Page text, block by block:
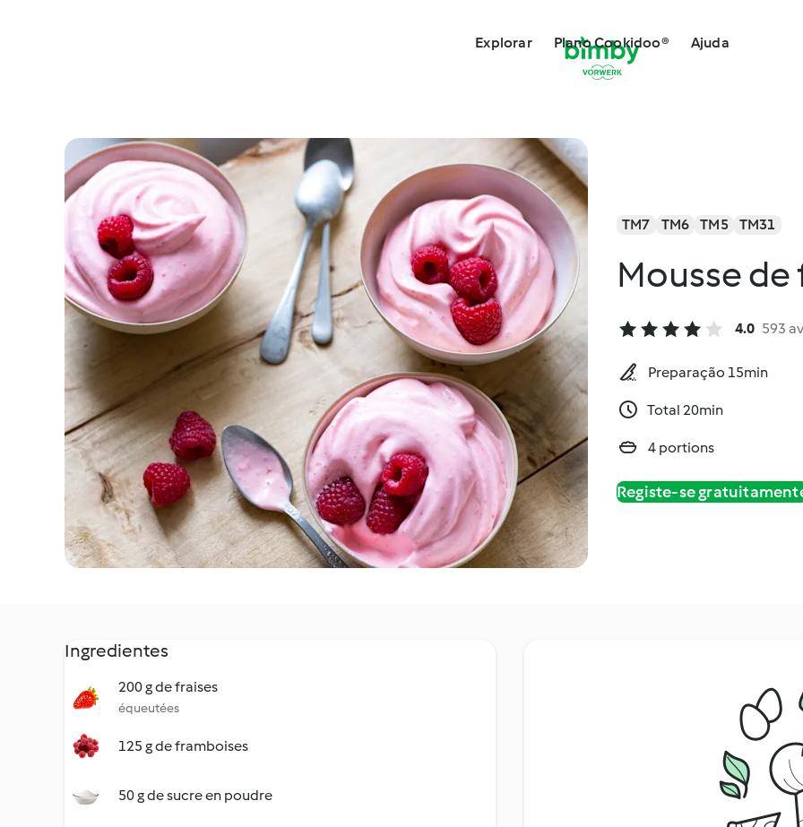
Explorar Plano Cookidoo® Ajuda
TM7 TM6 TM5 TM31
Mousse
4.0 593
Preparação 15min
Total 20min
4 portions
Registe-se
Ingredientes
200 g de fraises
équeutées
125 g de framboises
50 g de sucre en poudre